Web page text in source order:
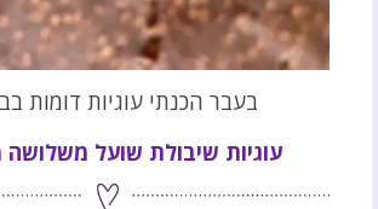
בעבר הכנתי עוגיות דומות
עוגיות שיבולת שועל משלושה